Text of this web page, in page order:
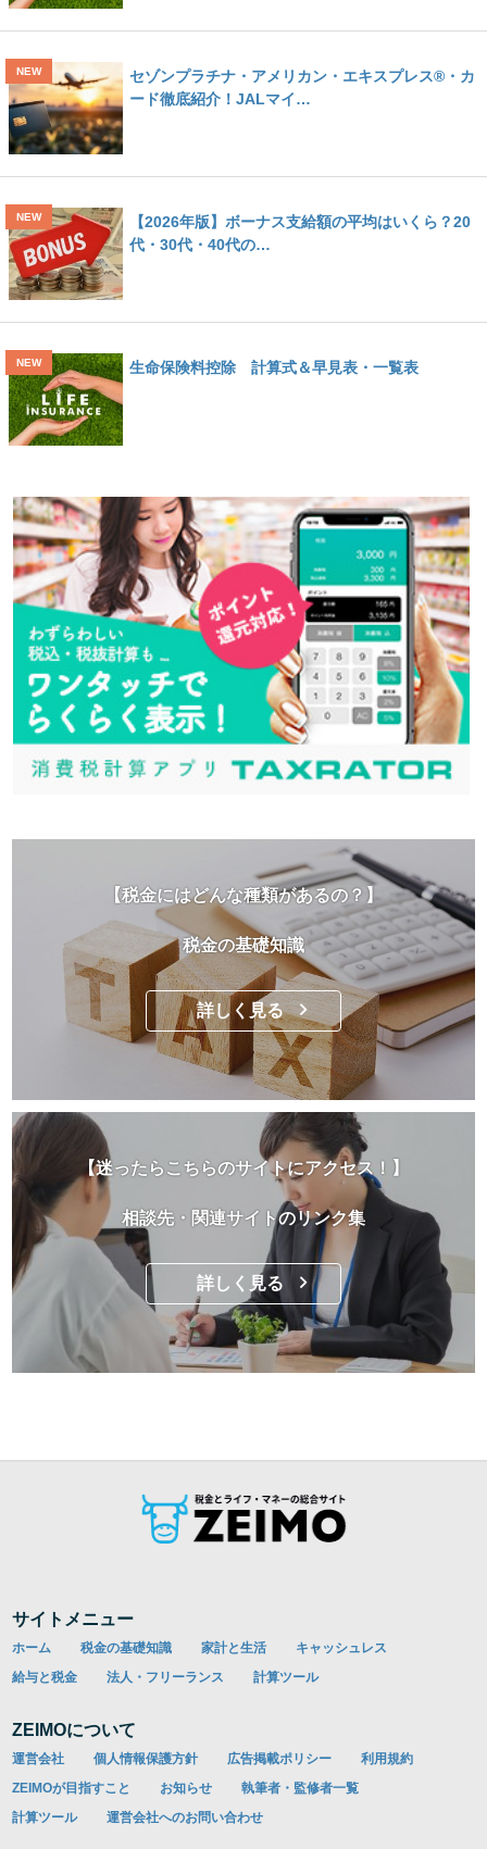
セゾンプラチナ・アメリカン・エキスプレス®・カ
ード徹底紹介！JALマイ…
【2026年版】ボーナス支給額の平均はいくら？20
代・30代・40代の…
生命保険料控除 計算式＆早見表・一覧表
【税金にはどんな種類があるの？】
税金の基礎知識
詳しく見る
【迷ったらこちらのサイトにアクセス！】
相談先・関連サイトのリンク集
詳しく見る
サイトメニュー
ホーム 税金の基礎知識 家計と生活
キャッシュレス
給与と税金
法人・フリーランス 計算ツール
ZEIMOについて
運営会社 個人情報保護方針 広告掲載ポリシー
利用規約
ZEIMOが目指すこと
お知らせ
執筆者・監修者一覧
計算ツール
運営会社へのお問い合わせ